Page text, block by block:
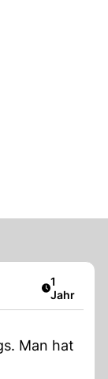
Artikel
1
Jahr
Man hat